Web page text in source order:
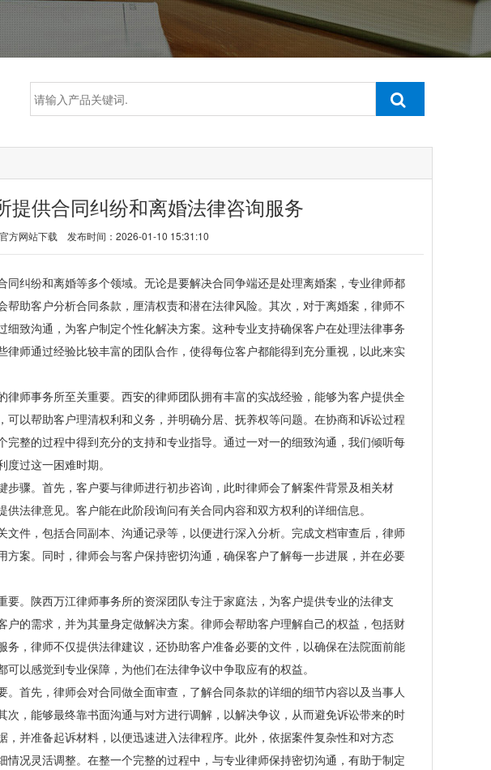
提供合同纠纷和离婚法律咨询服务
方网站下载 发布时间：2026-01-10 15:31:10
纠纷和离婚等多个领域。无论是要解决合同争端还是处理离婚案，专业律师都
助客户分析合同条款，厘清权责和潜在法律风险。其次，对于离婚案，律师不
致沟通，为客户制定个性化解决方案。这种专业支持确保客户在处理法律事务
师通过经验比较丰富的团队合作，使得每位客户都能得到充分重视，以此来实
师事务所至关重要。西安的律师团队拥有丰富的实战经验，能够为客户提供全
以帮助客户理清权利和义务，并明确分居、抚养权等问题。在协商和诉讼过程
整的过程中得到充分的支持和专业指导。通过一对一的细致沟通，我们倾听每
过这一困难时期。
骤。首先，客户要与律师进行初步咨询，此时律师会了解案件背景及相关材
法律意见。客户能在此阶段询问有关合同内容和双方权利的详细信息。
件，包括合同副本、沟通记录等，以便进行深入分析。完成文档审查后，律师
案。同时，律师会与客户保持密切沟通，确保客户了解每一步进展，并在必要
。陕西万江律师事务所的资深团队专注于家庭法，为客户提供专业的法律支
的需求，并为其量身定做解决方案。律师会帮助客户理解自己的权益，包括财
，律师不仅提供法律建议，还协助客户准备必要的文件，以确保在法院面前能
以感觉到专业保障，为他们在法律争议中争取应有的权益。
首先，律师会对合同做全面审查，了解合同条款的详细的细节内容以及当事人
，能够最终靠书面沟通与对方进行调解，以解决争议，从而避免诉讼带来的时
并准备起诉材料，以便迅速进入法律程序。此外，依据案件复杂性和对方态
况灵活调整。在整一个完整的过程中，与专业律师保持密切沟通，有助于制定